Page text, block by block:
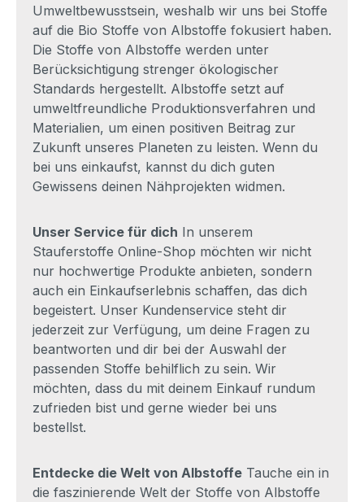
Umweltbewusstsein, weshalb wir uns bei Stoffe
auf die Bio Stoffe von Albstoffe fokusiert haben.
Die Stoffe von Albstoffe werden unter
Berücksichtigung strenger ökologischer
Standards hergestellt. Albstoffe setzt auf
umweltfreundliche Produktionsverfahren und
Materialien, um einen positiven Beitrag zur
Zukunft unseres Planeten zu leisten. Wenn du
bei uns einkaufst, kannst du dich guten
Gewissens deinen Nähprojekten widmen.
Unser Service für dich In unserem
Stauferstoffe Online-Shop möchten wir nicht
nur hochwertige Produkte anbieten, sondern
auch ein Einkaufserlebnis schaffen, das dich
begeistert. Unser Kundenservice steht dir
jederzeit zur Verfügung, um deine Fragen zu
beantworten und dir bei der Auswahl der
passenden Stoffe behilflich zu sein. Wir
möchten, dass du mit deinem Einkauf rundum
zufrieden bist und gerne wieder bei uns
bestellst.
Entdecke die Welt von Albstoffe Tauche ein in
die faszinierende Welt der Stoffe von Albstoffe